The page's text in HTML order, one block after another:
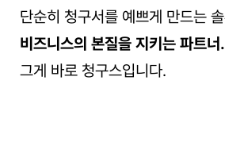
단순히 청구서를 예쁘게 만드는
비즈니스의 본질을 지키는 파트너.
그게 바로 청구스입니다.